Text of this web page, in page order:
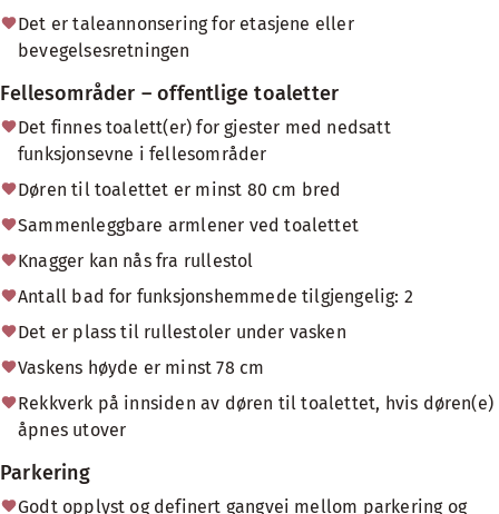
Det er taleannonsering for etasjene eller
bevegelsesretningen
Fellesområder – offentlige toaletter
Det finnes toalett(er) for gjester med nedsatt
funksjonsevne i fellesområder
Døren til toalettet er minst 80 cm bred
Sammenleggbare armlener ved toalettet
Knagger kan nås fra rullestol
Antall bad for funksjonshemmede tilgjengelig: 2
Det er plass til rullestoler under vasken
Vaskens høyde er minst 78 cm
Rekkverk på innsiden av døren til toalettet, hvis døren(e)
åpnes utover
Parkering
Godt opplyst og definert gangvei mellom parkering og